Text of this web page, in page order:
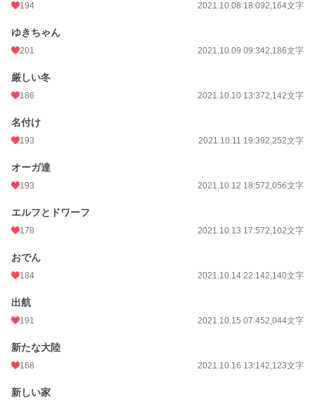
194 2021.10.08 18:092,164文字
ゆきちゃん
201 2021.10.09 09:342,186文字
厳しい冬
186 2021.10.10 13:372,142文字
名付け
193 2021.10.11 19:392,252文字
オーガ達
193 2021.10.12 18:572,056文字
エルフとドワーフ
178 2021.10.13 17:572,102文字
おでん
184 2021.10.14 22:142,140文字
出航
191 2021.10.15 07:452,044文字
新たな大陸
168 2021.10.16 13:142,123文字
新しい家